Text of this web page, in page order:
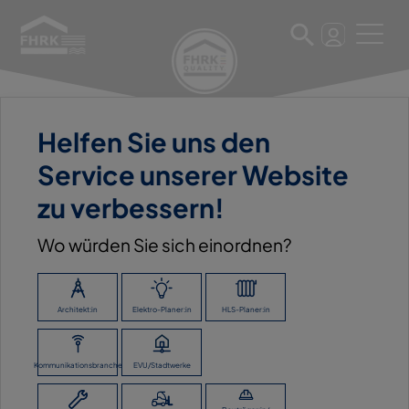
Helfen Sie uns den
Service unserer Website
zu verbessern!
Wo würden Sie sich einordnen?
Architekt:in Elektro-Planer:in HLS-Planer:in
Kommunikationsbranche EVU/Stadtwerke
11. März 2025
FAMO GMBH & CO. KG
ZURÜCK ZUR ÜBERSICHT